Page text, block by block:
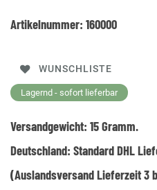
Artikelnummer: 160000
WUNSCHLISTE
Lagernd - sofort lieferbar
Versandgewicht: 15Gramm.
Deutschland: Standard DHL
(Auslandsversand Lieferzeit 3